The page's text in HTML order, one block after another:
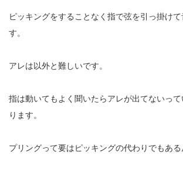
ピッキングをすることなく指で弦を引っ掛け
す。
アレは以外と難しいです。
指は動いてもよく聞いたらアレが出てないっ
ります。
プリングって要はピッキングの代わりでもある